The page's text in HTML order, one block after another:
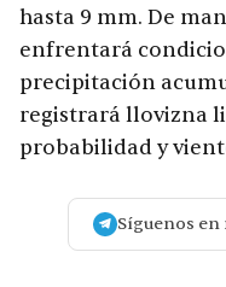
hasta 9 mm. De
enfrentará
precipitación
registrará llovizna
probabilidad y
Síguenos